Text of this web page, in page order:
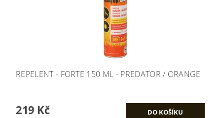
REPELENT - FORTE 150 ML - PREDATOR / ORANGE
219 Kč